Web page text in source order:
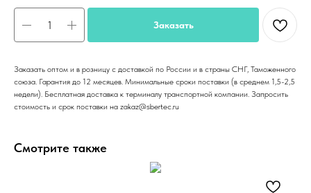
Заказать
Заказать оптом и в розницу с доставкой по России и в страны СНГ, Таможенного
союза. Гарантия до 12 месяцев. Минимальные сроки поставки (в среднем 1,5-2,5
недели). Бесплатная доставка к терминалу транспортной компании. Запросить
стоимость и срок поставки на zakaz@sbertec.ru
Смотрите также